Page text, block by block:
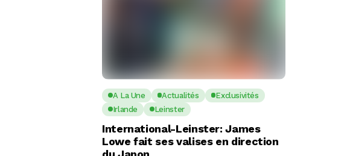
A La Une Actualités
Exclusivités
Irlande
Leinster
International-Leinster: James
Lowe fait ses valises en direction